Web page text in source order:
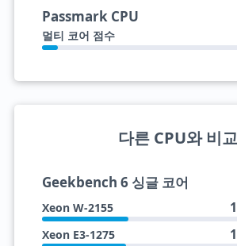
Passmark CPU
멀티 코어 점수
다른 CPU와 비교
Geekbench 6 싱글 코어
Xeon W-2155
Xeon E3-1275